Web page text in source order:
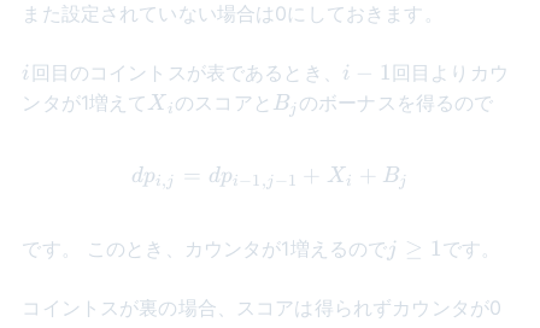
また設定されていない場合は0にしておきます。
ii 回目のコイントスが表であるとき、 i-
1
i − 1 回目よりカウ
ンタが1増えて X_{i}
X i のスコアと B_j
B j のボーナスを得るので
dp_{i,j} = dp_{i-1,j-1} +
dpi, j = dpi − 1, j − 1 + X i + B j
です。 このとき、カウンタが1増えるのでj
1
j ≥ 1です。
コイントスが裏の場合、スコアは得られずカウンタが0